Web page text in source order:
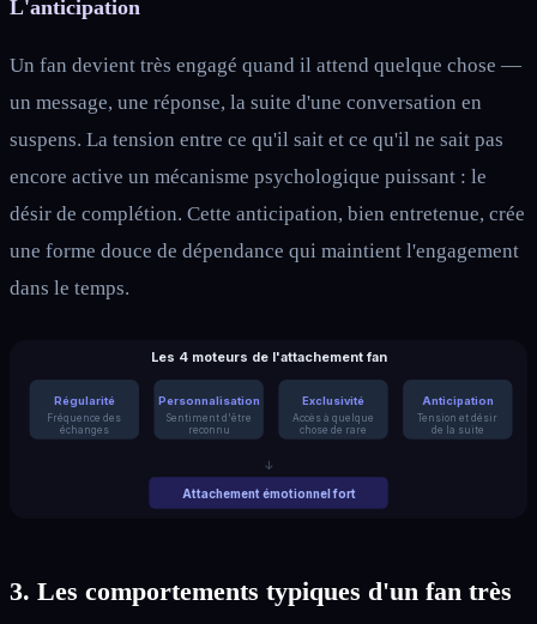
L'anticipation
Un fan devient très engagé quand il attend quelque chose —
un message, une réponse, la suite d'une conversation en
suspens. La tension entre ce qu'il sait et ce qu'il ne sait pas
encore active un mécanisme psychologique puissant : le
désir de complétion. Cette anticipation, bien entretenue, crée
une forme douce de dépendance qui maintient l'engagement
dans le temps.
Les 4 moteurs de l'attachement fan
Régularité
Fréquence des
échanges
Personnalisation
Sentiment d'être
reconnu
Exclusivité
Accès à quelque
chose de rare
Anticipation
Tension et désir
de la suite
↓
Attachement émotionnel fort
3. Les comportements typiques d'un fan très